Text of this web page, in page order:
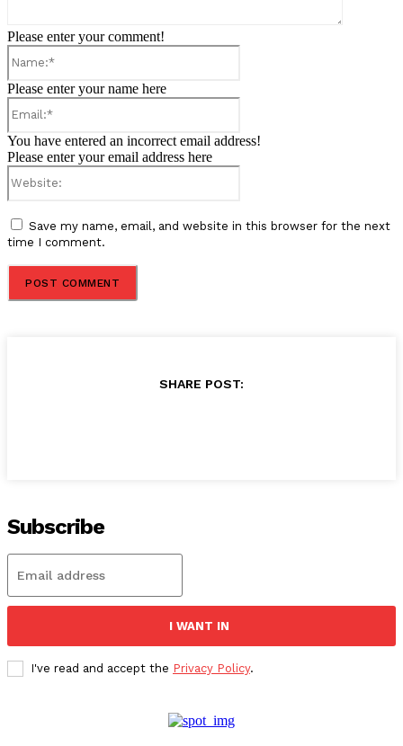
Please enter your comment!
Please enter your name here
You have entered an incorrect email address!
Please enter your email address here
Save my name, email, and website in this browser for the next
time I comment.
SHARE POST:
Subscribe
I WANT IN
I've read and accept the Privacy Policy.